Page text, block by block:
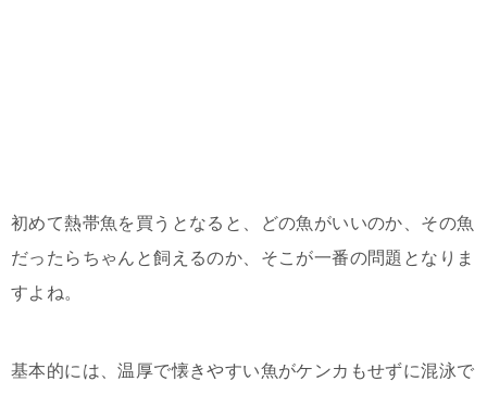
初めて熱帯魚を買うとなると、どの魚がいいのか、その魚
だったらちゃんと飼えるのか、そこが一番の問題となりま
すよね。
基本的には、温厚で懐きやすい魚がケンカもせずに混泳で